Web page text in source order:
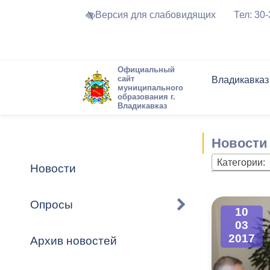
Версия для слабовидящих Тел:
Официальный
сайт
муниципального
образования г.
Владикавказ
Владикавказ
Устав города
Города-
городского
Торги и
Формы
Обратная
Комиссии
График
Новостная
Актуально
Новости
Опросы
Архив новостей
Новости
Категории:
10
03
2017